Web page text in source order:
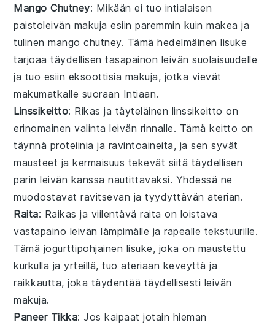
Mango Chutney: Mikään ei tuo intialaisen
paistoleivän makuja esiin paremmin kuin makea ja
tulinenmango chutney. Tämähedelmäinen lisuke
tarjoaa täydellisen tasapainon leivän suolaisuudelle
ja tuo esiin eksoottisia makuja, jotka vievät
makumatkalle suoraan Intiaan.
Linssikeitto: Rikas ja täyteläinen linssikeitto on
erinomainen valinta leivän rinnalle. Tämäkeitto on
täynnä proteiinia ja ravintoaineita, ja sen syvät
mausteet ja kermaisuus tekevät siitä täydellisen
parin leivän kanssa nautittavaksi. Yhdessä ne
muodostavat ravitsevan ja tyydyttävän aterian.
Raita: Raikas ja viilentäväraita on loistava
vastapaino leivän lämpimälle ja rapealle tekstuurille.
Tämä jogurttipohjainen lisuke, joka on maustettu
kurkulla ja yrteillä, tuo ateriaan keveyttä ja
raikkautta, joka täydentää täydellisesti leivän
makuja.
Paneer Tikka: Jos kaipaat jotain hieman